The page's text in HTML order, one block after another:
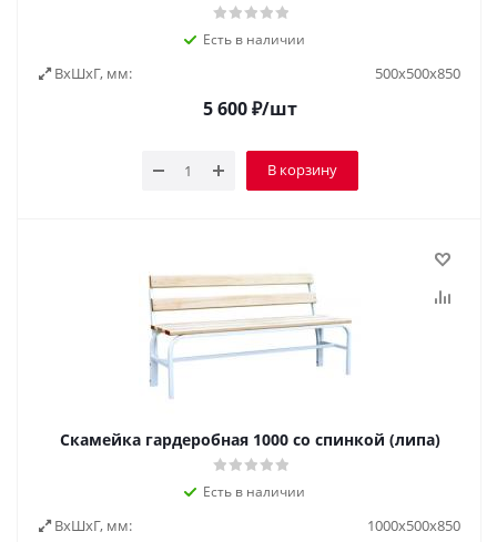
Есть в наличии
ВxШxГ, мм: 500х500х850
5 600₽/шт
В корзину
Скамейка гардеробная 1000 со спинкой (липа)
Есть в наличии
ВxШxГ, мм: 1000х500х850